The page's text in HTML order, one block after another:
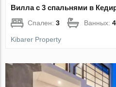
Вилла с 3 спальнями в
Спален:3 Ванных:4
Kibarer Property